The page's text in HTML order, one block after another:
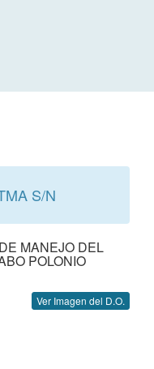
S/N
MANEJO DEL
POLONIO
Ver Imagen del D.O.